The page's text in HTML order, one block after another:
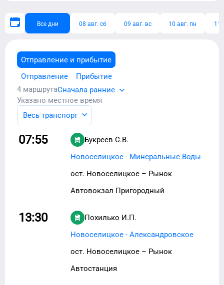
Все дни 08 авг. сб 09 авг. вс 10 авг. пн 11
Отправление и прибытие
Отправление
Прибытие
4 маршрутаСначала ранние
Указано местное время
Весь транспорт
07:55
Букреев С.В.
Новоселицкое - Минеральные Воды
ост. Новоселицкое – Рынок
Автовокзал Пригородный
13:30
Похилько И.П.
Новоселицкое - Александровское
ост. Новоселицкое – Рынок
Автостанция